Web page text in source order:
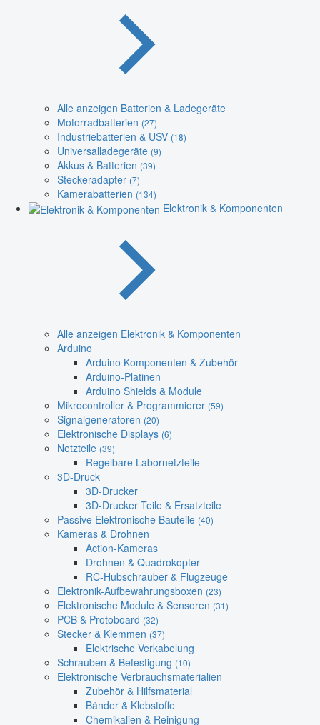
Alle anzeigen Batterien & Ladegeräte
Motorradbatterien (27)
Industriebatterien & USV (18)
Universalladegeräte (9)
Akkus & Batterien (39)
Steckeradapter (7)
Kamerabatterien (134)
Elektronik & Komponenten
Alle anzeigen Elektronik & Komponenten
Arduino
Arduino Komponenten & Zubehör
Arduino-Platinen
Arduino Shields & Module
Mikrocontroller & Programmierer (59)
Signalgeneratoren (20)
Elektronische Displays (6)
Netzteile (39)
Regelbare Labornetzteile
3D-Druck
3D-Drucker
3D-Drucker Teile & Ersatzteile
Passive Elektronische Bauteile (40)
Kameras & Drohnen
Action-Kameras
Drohnen & Quadrokopter
RC-Hubschrauber & Flugzeuge
Elektronik-Aufbewahrungsboxen (23)
Elektronische Module & Sensoren (31)
PCB & Protoboard (32)
Stecker & Klemmen (37)
Elektrische Verkabelung
Schrauben & Befestigung (10)
Elektronische Verbrauchsmaterialien
Zubehör & Hilfsmaterial
Bänder & Klebstoffe
Chemikalien & Reinigung